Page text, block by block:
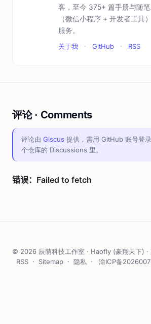
客，至今 375+ 篇手册与随
（微信小程序 + 开发者工具
服务。
关于我 · GitHub · RSS
评论 · Comments
评论由 Giscus 提供，需用 GitHub 账号登
个仓库的 Discussions 里。
© 2026 辰萌科技工作室 · Haofly (豪翔天下) ·
RSS · Sitemap · 隐私 · 渝ICP备